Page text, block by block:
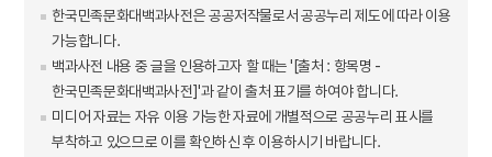
한국민족문화대백과사전은 공공저작물로서 공공누리 제도에 따라 이용
가능합니다.
백과사전 내용 중 글을 인용하고자 할 때는 '[출처 : 항목명 -
한국민족문화대백과사전]'과 같이 출처 표기를 하여야 합니다.
미디어 자료는 자유 이용 가능한 자료에 개별적으로 공공누리 표시를
부착하고 있으므로 이를 확인하신 후 이용하시기 바랍니다.